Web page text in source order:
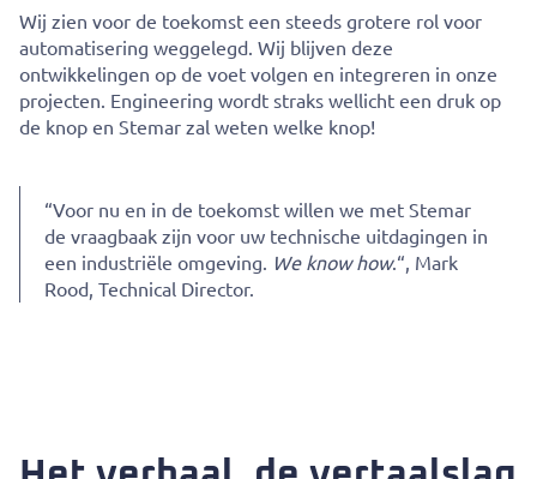
Wij zien voor de toekomst een steeds grotere rol voor
automatisering weggelegd. Wij blijven deze
ontwikkelingen op de voet volgen en integreren in onze
projecten. Engineering wordt straks wellicht een druk op
de knop en Stemar zal weten welke knop!
“Voor nu en in de toekomst willen we met Stemar
de vraagbaak zijn voor uw technische uitdagingen in
een industriële omgeving. We know how.“, Mark
Rood, Technical Director.